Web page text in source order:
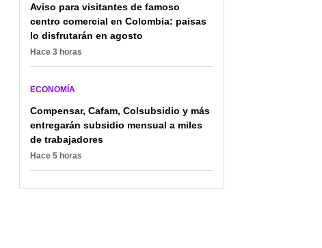
Aviso para visitantes de famoso
centro comercial en Colombia: paisas
lo disfrutarán en agosto
Hace 3 horas
ECONOMÍA
Compensar, Cafam, Colsubsidio y más
entregarán subsidio mensual a miles
de trabajadores
Hace 5 horas